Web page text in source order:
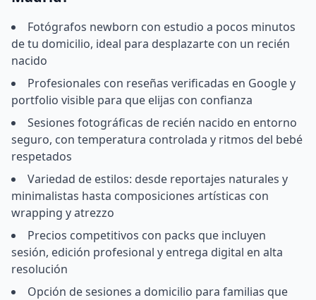
Fotógrafos newborn con estudio a pocos minutos
de tu domicilio, ideal para desplazarte con un recién
nacido
Profesionales con reseñas verificadas en Google y
portfolio visible para que elijas con confianza
Sesiones fotográficas de recién nacido en entorno
seguro, con temperatura controlada y ritmos del bebé
respetados
Variedad de estilos: desde reportajes naturales y
minimalistas hasta composiciones artísticas con
wrapping y atrezzo
Precios competitivos con packs que incluyen
sesión, edición profesional y entrega digital en alta
resolución
Opción de sesiones a domicilio para familias que